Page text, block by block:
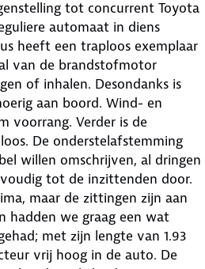
tot concurrent Toyota
automaat in diens
heeft een traploos exemplaar
van de brandstofmotor
of inhalen. Desondanks is
aan boord. Wind- en
voorrang. Verder is de
De onderstelafstemming
willen omschrijven, al dringen
tot de inzittenden door.
maar de zittingen zijn aan
hadden we graag een wat
met zijn lengte van 1.93
vrij hoog in de auto. De